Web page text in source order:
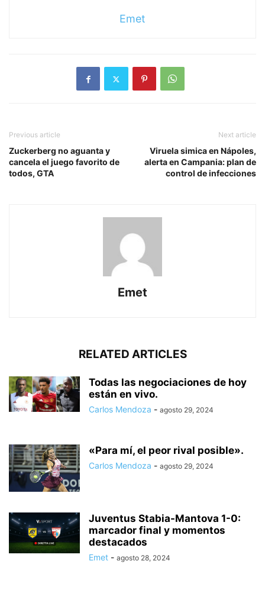
Emet
Previous article
Zuckerberg no aguanta y
cancela el juego favorito de
todos, GTA
Next article
Viruela simica en Nápoles,
alerta en Campania: plan de
control de infecciones
Emet
RELATED ARTICLES
Todas las negociaciones de hoy
están en vivo.
Carlos Mendoza - agosto 29, 2024
«Para mí, el peor rival posible».
Carlos Mendoza - agosto 29, 2024
Juventus Stabia-Mantova 1-0:
marcador final y momentos
destacados
Emet - agosto 28, 2024